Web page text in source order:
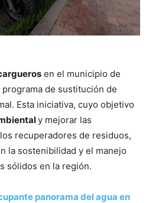
en el municipio de
de sustitución de
Esta iniciativa, cuyo objetivo
y mejorar las
recuperadores de residuos,
la sostenibilidad y el manejo
sólidos en la región.
panorama del agua en